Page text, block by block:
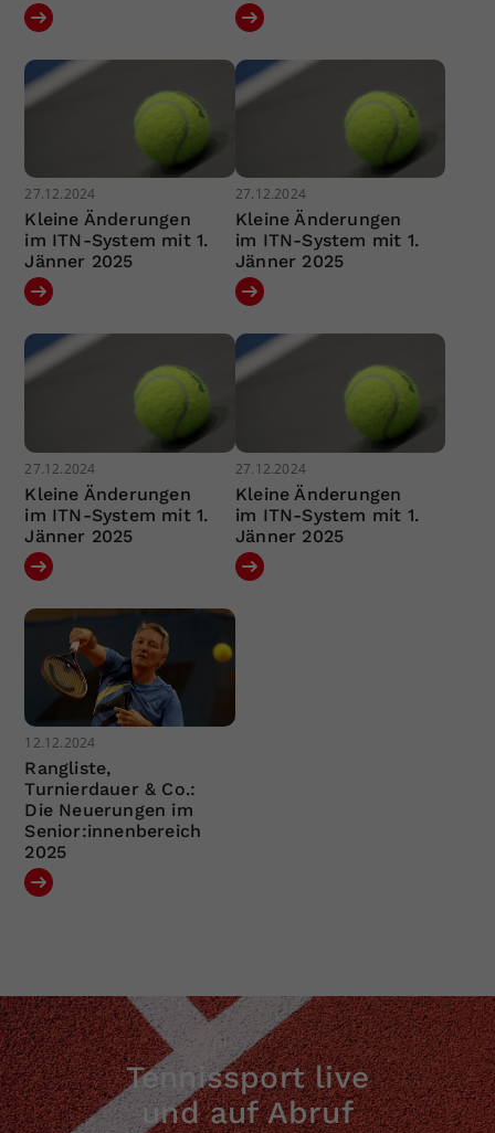
27.12.2024
Kleine Änderungen
im ITN-System mit 1.
Jänner 2025
27.12.2024
Kleine Änderungen
im ITN-System mit 1.
Jänner 2025
27.12.2024
Kleine Änderungen
im ITN-System mit 1.
Jänner 2025
27.12.2024
Kleine Änderungen
im ITN-System mit 1.
Jänner 2025
12.12.2024
Rangliste,
Turnierdauer & Co.:
Die Neuerungen im
Senior:innenbereich
2025
Tennissport live
und auf Abruf